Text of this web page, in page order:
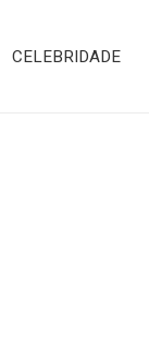
CELEBRIDADE